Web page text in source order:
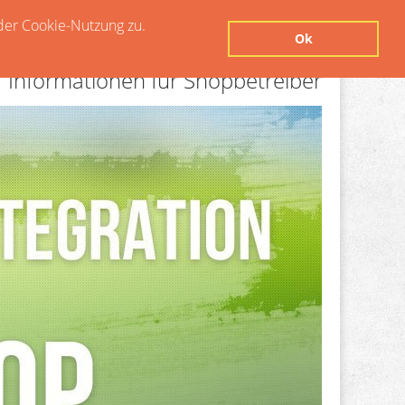
Cookie-Nutzung zu.
Ok
Informationen für Shopbetreiber